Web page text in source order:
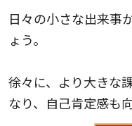
日々の小さな出来事
ょう。
徐々に、より大きな
なり、自己肯定感も